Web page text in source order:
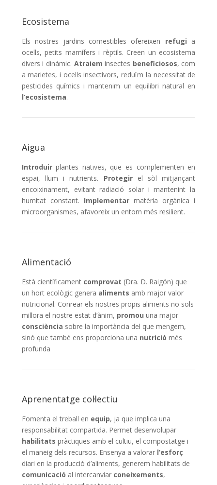
Ecosistema
Els nostres jardins comestibles ofereixen refugi a
ocells, petits mamífers i rèptils. Creen un ecosistema
divers i dinàmic. Atraieminsectes beneficiosos, com
a marietes, i ocells insectívors, reduïm la necessitat de
pesticides químics i mantenim un equilibri natural en
l’ecosistema.
Aigua
Introduirplantes natives, que es complementen en
espai, llum i nutrients. Protegirel sòl mitjançant
encoixinament, evitant radiació solar i mantenint la
humitat constant. Implementarmatèria orgànica i
microorganismes, afavoreix un entorn més resilient.
Alimentació
Està científicament comprovat (Dra. D. Raigón) que
un hort ecològic genera aliments amb major valor
nutricional. Conrear els nostres propis aliments no sols
millora el nostre estat d’ànim, promou una major
consciència sobre la importància del que mengem,
sinó que també ens proporciona una nutrició més
profunda
Aprenentatge col·lectiu
Fomenta el treball en equip, ja que implica una
responsabilitat compartida. Permet desenvolupar
habilitats pràctiques amb el cultiu, el compostatge i
el maneig dels recursos. Ensenya a valorar l’esforç
diari en la producció d’aliments, generem habilitats de
comunicació al intercanviar coneixements,